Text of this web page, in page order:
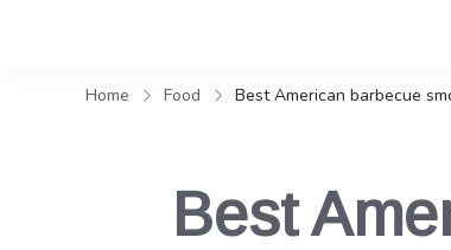
Home Food Best American barbecue
Best